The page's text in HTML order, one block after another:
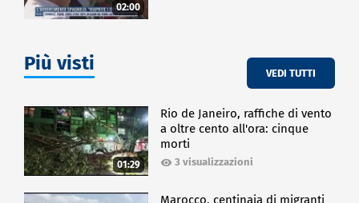
02:00
Più visti VEDI TUTTI
01:29
Rio de Janeiro, raffiche di vento
a oltre cento all'ora: cinque
morti
3 visualizzazioni
Marocco, centinaia di migranti